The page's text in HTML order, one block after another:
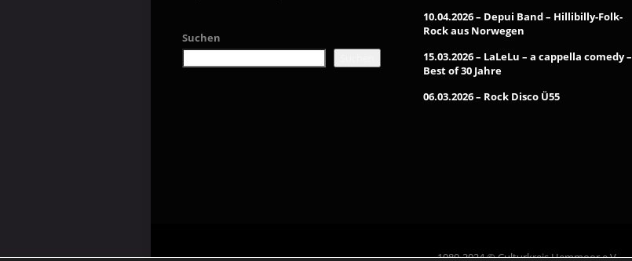
Suchen
10.04.2026 – Depui Band – Hillibilly-Folk-
Rock aus Norwegen
15.03.2026 – LaLeLu – a cappella comedy –
Best of 30 Jahre
06.03.2026 – Rock Disco Ü55
1989-2024 © Culturkreis Hemmoor e.V.